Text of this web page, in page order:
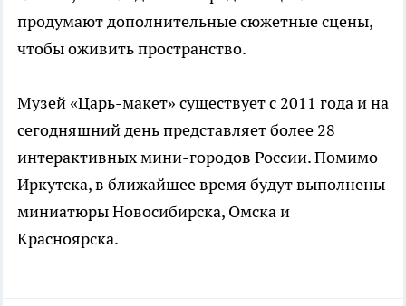
продумают дополнительные сюжетные сцены,
чтобы оживить пространство.
Музей «Царь-макет» существует с 2011 года и на
сегодняшний день представляет более 28
интерактивных мини-городов России. Помимо
Иркутска, в ближайшее время будут выполнены
миниатюры Новосибирска, Омска и
Красноярска.